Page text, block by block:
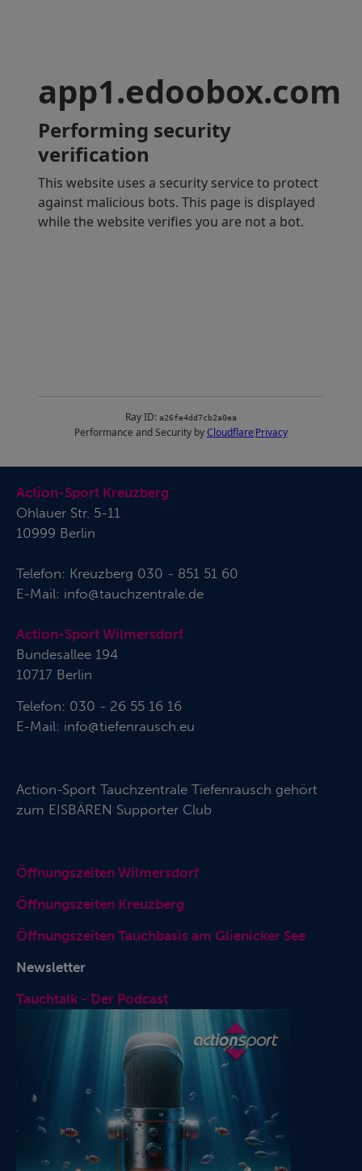
Action-Sport Kreuzberg
Ohlauer Str. 5-11
10999 Berlin
Telefon: Kreuzberg 030 - 851 51 60
E-Mail: info@tauchzentrale.de
Action-Sport Wilmersdorf
Bundesallee 194
10717 Berlin
Telefon: 030 - 26 55 16 16
E-Mail: info@tiefenrausch.eu
Action-Sport Tauchzentrale Tiefenrausch gehört
zum EISBÄREN Supporter Club
Öffnungszeiten Wilmersdorf
Öffnungszeiten Kreuzberg
Öffnungszeiten Tauchbasis am Glienicker See
Newsletter
Tauchtalk - Der Podcast